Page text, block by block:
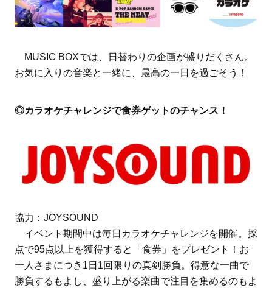
MUSIC BOXでは、日替わりの企画が盛りだくさん。
お気に入りの音楽と一緒に、最高の一日を過ごそう！
◎カラオケチャレンジで食券ゲットのチャンス！
協力：JOYSOUND
イベント期間中は毎日カラオケチャレンジを開催。採
点で95点以上を獲得すると「食券」をプレゼント！お
一人さまにつき1日1回限りの真剣勝負。得意な一曲で
勝負するもよし、盛り上がる楽曲で注目を集めるのもよ